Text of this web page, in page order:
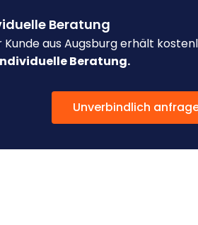
Beratung
Kunde aus Augsburg erhält
Beratung.
Unverbindlich